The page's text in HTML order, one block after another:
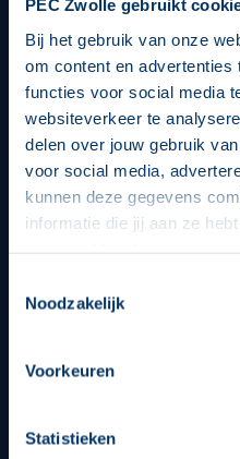
PEC Zwolle gebruikt
Bij het gebruik van onze
om content en advertenties
functies voor social media
websiteverkeer te
delen over jouw gebruik
voor social media,
kunnen deze gegevens
informatie die jij aan ze
op een veilige en integere
beheren op de privacy- en
Noodzakelijk
Voorkeuren
Statistieken